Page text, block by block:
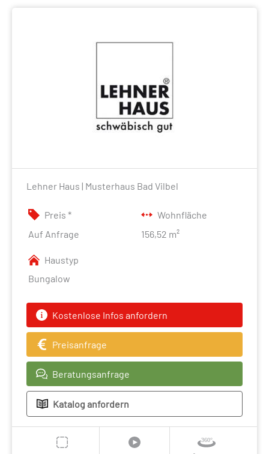
Lehner Haus | Musterhaus Bad Vilbel
Preis *
Auf Anfrage
Wohnfläche
156,52 m²
Haustyp
Bungalow
Kostenlose Infos anfordern
Preisanfrage
Beratungsanfrage
Katalog anfordern